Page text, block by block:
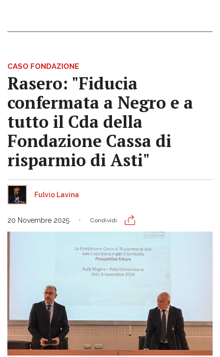
CASO FONDAZIONE
Rasero: "Fiducia
confermata a Negro e a
tutto il Cda della
Fondazione Cassa di
risparmio di Asti"
Fulvio Lavina
20 Novembre 2025 Condividi